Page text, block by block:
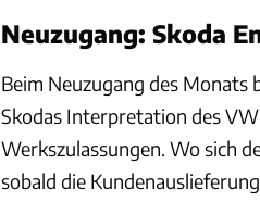
Neuzugang: Skoda
Beim Neuzugang des Monats
Skodas Interpretation des
Werkszulassungen. Wo sich
sobald die